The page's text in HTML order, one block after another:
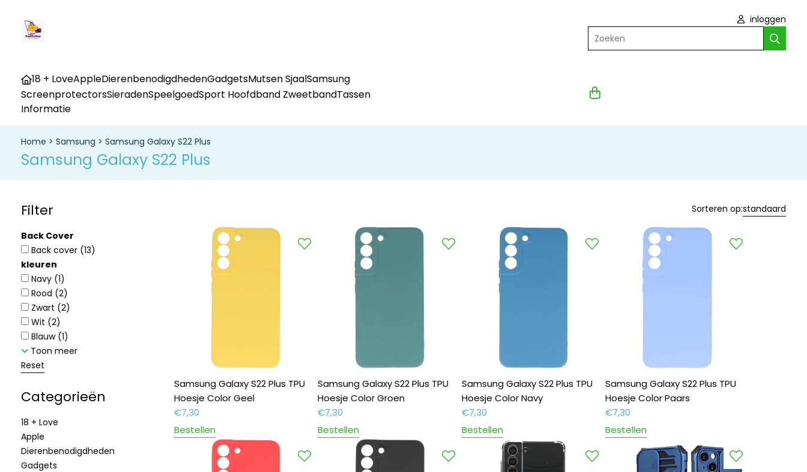
inloggen
Zoeken
18 + LoveAppleDierenbenodigdhedenGadgetsMutsen SjaalSamsung
ScreenprotectorsSieradenSpeelgoedSport Hoofdband ZweetbandTassen
Informatie
Home > Samsung > Samsung Galaxy S22 Plus
Samsung Galaxy S22 Plus
Filter
Back Cover
Back cover (13)
kleuren
Navy (1)
Rood (2)
Zwart (2)
Wit (2)
Blauw (1)
Toon meer
Reset
Categorieën
18 + Love
Apple
Dierenbenodigdheden
Gadgets
Sorteren op:standaard
Samsung Galaxy S22 Plus TPU
Hoesje Color Geel
€7,30
Bestellen
Samsung Galaxy S22 Plus TPU
Hoesje Color Groen
€7,30
Bestellen
Samsung Galaxy S22 Plus TPU
Hoesje Color Navy
€7,30
Bestellen
Samsung Galaxy S22 Plus TPU
Hoesje Color Paars
€7,30
Bestellen